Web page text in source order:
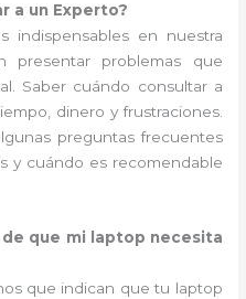
a un Experto?
indispensables en nuestra
presentar problemas que
Saber cuándo consultar a
dinero y frustraciones.
preguntas frecuentes
y cuándo es recomendable
de que mi laptop necesita
que indican que tu laptop